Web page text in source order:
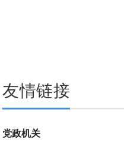
友情链接
党政机关